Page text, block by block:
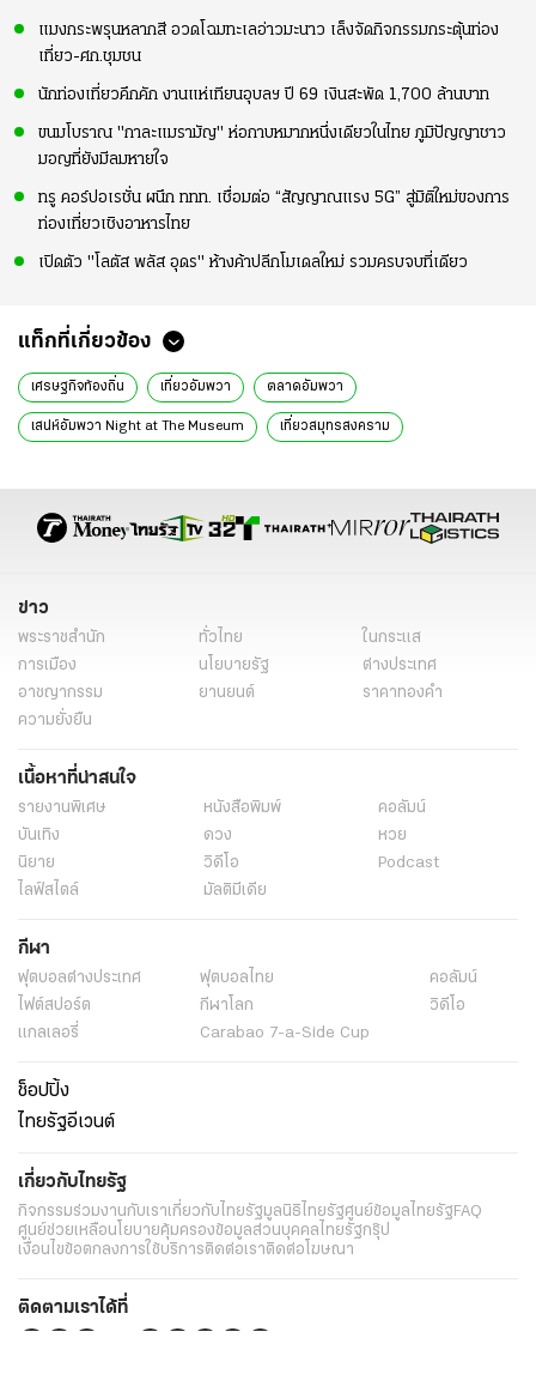
แมงกระพรุนหลากสี อวดโฉมทะเลอ่าวมะนาว เล็งจัดกิจกรรมกระตุ้นท่อง
เที่ยว-ศก.ชุมชน
นักท่องเที่ยวคึกคัก งานแห่เทียนอุบลฯ ปี 69 เงินสะพัด 1,700 ล้านบาท
ขนมโบราณ "กาละแมรามัญ" ห่อกาบหมากหนึ่งเดียวในไทย ภูมิปัญญาชาว
มอญที่ยังมีลมหายใจ
ทรู คอร์ปอเรชั่น ผนึก ททท. เชื่อมต่อ “สัญญาณแรง 5G” สู่มิติใหม่ของการ
ท่องเที่ยวเชิงอาหารไทย
เปิดตัว "โลตัส พลัส อุดร" ห้างค้าปลีกโมเดลใหม่ รวมครบจบที่เดียว
แท็กที่เกี่ยวข้อง
เศรษฐกิจท้องถิ่น เที่ยวอัมพวา ตลาดอัมพวา
เสน่ห์อัมพวา Night at The Museum เที่ยวสมุทรสงคราม
ข่าว
พระราชสำนัก ทั่วไทย
ในกระแส
การเมือง
นโยบายรัฐ
ต่างประเทศ
อาชญากรรม
ยานยนต์
ราคาทองคำ
ความยั่งยืน
เนื้อหาที่น่าสนใจ
รายงานพิเศษ หนังสือพิมพ์
คอลัมน์
บันเทิง
ดวง
หวย
นิยาย
วิดีโอ
Podcast
ไลฟ์สไตล์
มัลติมีเดีย
กีฬา
ฟุตบอลต่่างประเทศ ฟุตบอลไทย
คอลัมน์
ไฟต์สปอร์ต
กีฬาโลก
วิดีโอ
แกลเลอรี่
Carabao 7-a-Side Cup
ช็อปปิ้ง
ไทยรัฐอีเวนต์
เกี่ยวกับไทยรัฐ
กิจกรรมร่วมงานกับเราเกี่ยวกับไทยรัฐมูลนิธิไทยรัฐศูนย์ข้อมูลไทยรัฐFAQ
ศูนย์ช่วยเหลือนโยบายคุ้มครองข้อมูลส่วนบุคคลไทยรัฐกรุ๊ป
เงื่อนไขข้อตกลงการใช้บริการติดต่อเราติดต่อโฆษณา
ติดตามเราได้ที่